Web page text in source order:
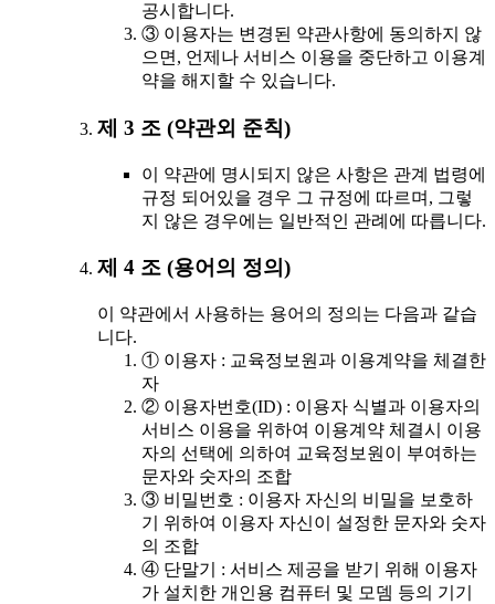
공시합니다.
③ 이용자는 변경된 약관사항에 동의하지 않
으면, 언제나 서비스 이용을 중단하고 이용계
약을 해지할 수 있습니다.
제 3 조 (약관외 준칙)
이 약관에 명시되지 않은 사항은 관계 법령에
규정 되어있을 경우 그 규정에 따르며, 그렇
지 않은 경우에는 일반적인 관례에 따릅니다.
제 4 조 (용어의 정의)
이 약관에서 사용하는 용어의 정의는 다음과 같습
니다.
① 이용자 : 교육정보원과 이용계약을 체결한
자
② 이용자번호(ID) : 이용자 식별과 이용자의
서비스 이용을 위하여 이용계약 체결시 이용
자의 선택에 의하여 교육정보원이 부여하는
문자와 숫자의 조합
③ 비밀번호 : 이용자 자신의 비밀을 보호하
기 위하여 이용자 자신이 설정한 문자와 숫자
의 조합
④ 단말기 : 서비스 제공을 받기 위해 이용자
가 설치한 개인용 컴퓨터 및 모뎀 등의 기기